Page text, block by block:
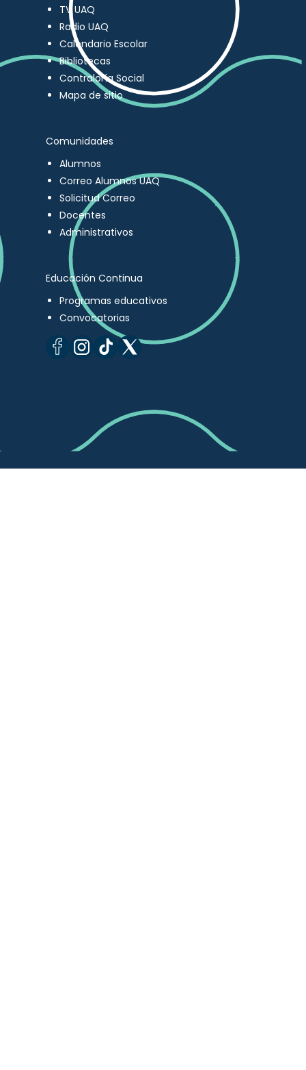
TV UAQ
Radio UAQ
Calendario Escolar
Bibliotecas
Contraloría Social
Mapa de sitio
Comunidades
Alumnos
Correo Alumnos UAQ
Solicitud Correo
Docentes
Administrativos
Educación Continua
Programas educativos
Convocatorias